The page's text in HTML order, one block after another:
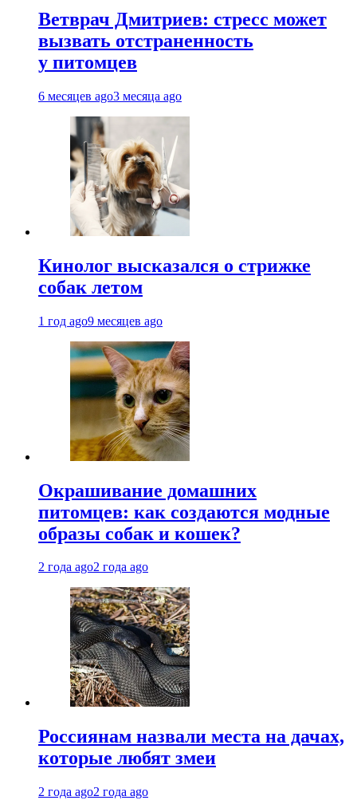
Ветврач Дмитриев: стресс может
вызвать отстраненность
у питомцев
6 месяцев ago3 месяца ago
Кинолог высказался о стрижке
собак летом
1 год ago9 месяцев ago
Окрашивание домашних
питомцев: как создаются модные
образы собак и кошек?
2 года ago2 года ago
Россиянам назвали места на дачах,
которые любят змеи
2 года ago2 года ago